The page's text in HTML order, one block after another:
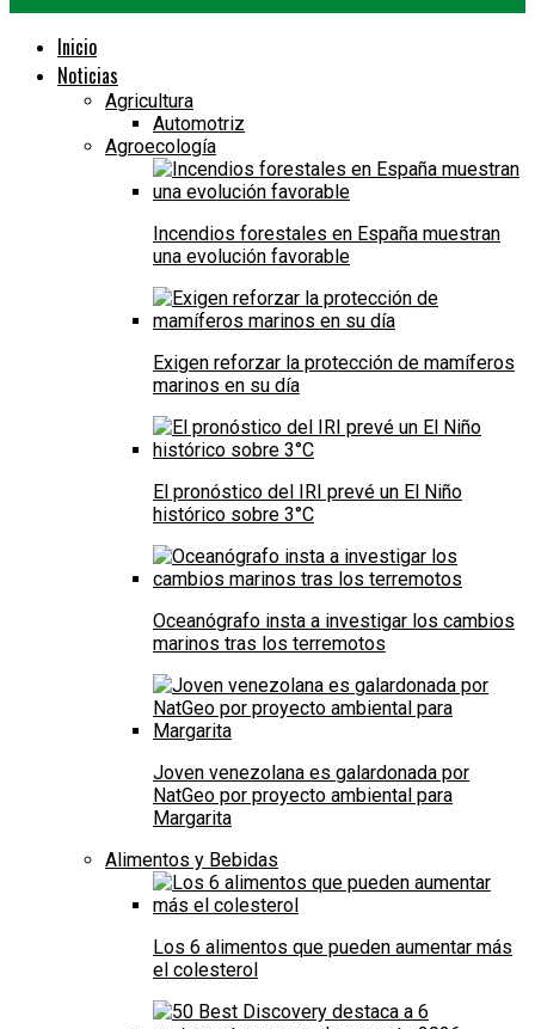
Inicio
Noticias
Agricultura
Automotriz
Agroecología
Incendios forestales en España muestran
una evolución favorable
Exigen reforzar la protección de mamíferos
marinos en su día
El pronóstico del IRI prevé un El Niño
histórico sobre 3°C
Oceanógrafo insta a investigar los cambios
marinos tras los terremotos
Joven venezolana es galardonada por
NatGeo por proyecto ambiental para
Margarita
Alimentos y Bebidas
Los 6 alimentos que pueden aumentar más
el colesterol